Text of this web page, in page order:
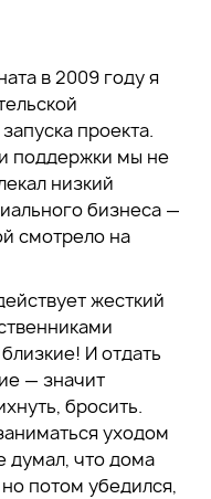
в 2009 году я
проекта.
поддержки мы не
низкий
бизнеса —
смотрело на
жесткий
И отдать
— значит
бросить.
уходом
думал, что дома
потом убедился,